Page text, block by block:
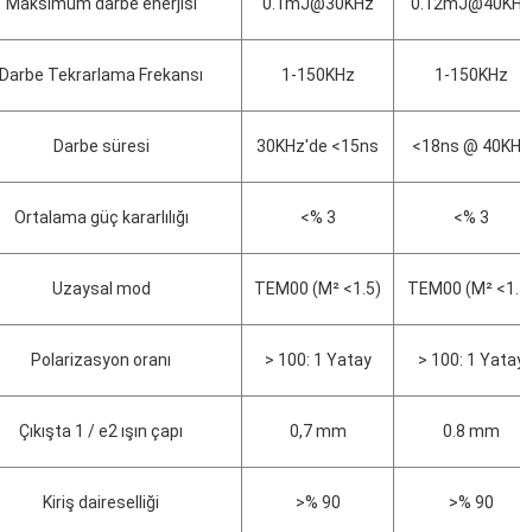
Darbe Tekrarlama Frekansı 1-150KHz 1-150KHz
Darbe süresi 30KHz'de <15ns <18ns @
Ortalama güç kararlılığı <% 3 <% 3
Uzaysal mod TEM00 (M² <1.5) TEM00 (M²
Polarizasyon oranı > 100: 1 Yatay > 100: 1
Çıkışta 1 / e2 ışın çapı 0,7 mm 0.8 mm
Kiriş daireselliği >% 90 >% 90